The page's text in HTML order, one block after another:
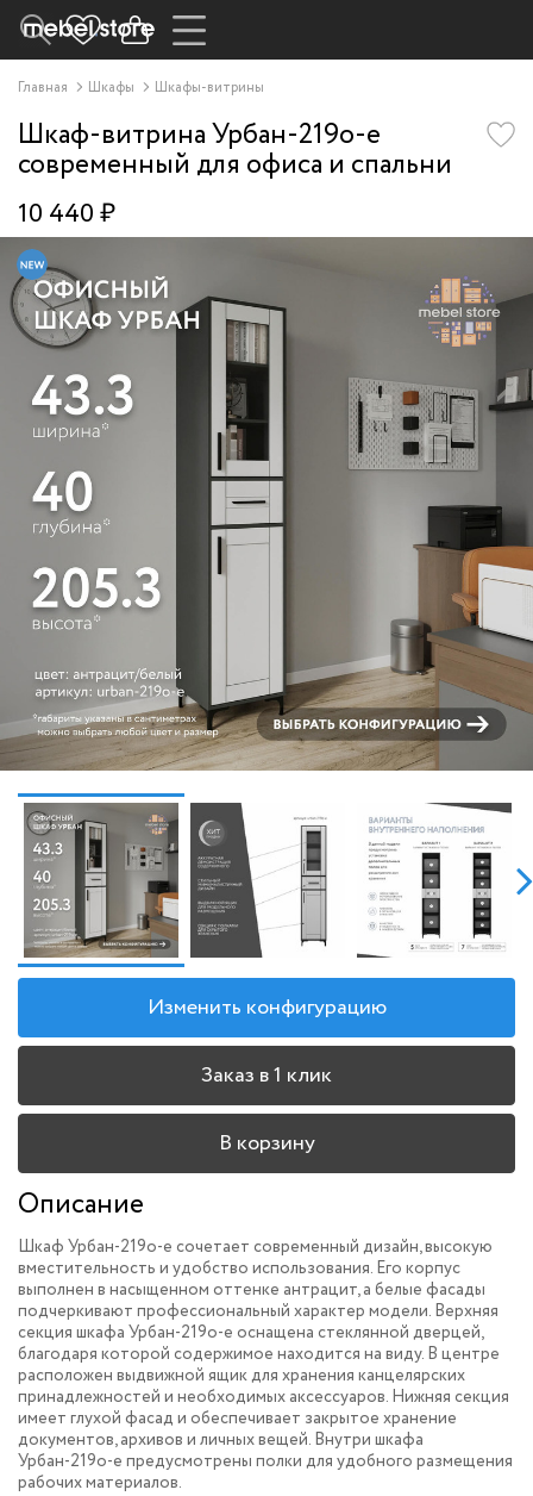
Главная Шкафы Шкафы-витрины
Шкаф-витрина Урбан-219o-e
современный для офиса и спальни
10 440 ₽
Изменить конфигурацию
Заказ в 1 клик
В корзину
Описание
Шкаф Урбан-219o-e сочетает современный дизайн, высокую
вместительность и удобство использования. Его корпус
выполнен в насыщенном оттенке антрацит, а белые фасады
подчеркивают профессиональный характер модели. Верхняя
секция шкафа Урбан-219o-e оснащена стеклянной дверцей,
благодаря которой содержимое находится на виду. В центре
расположен выдвижной ящик для хранения канцелярских
принадлежностей и необходимых аксессуаров. Нижняя секция
имеет глухой фасад и обеспечивает закрытое хранение
документов, архивов и личных вещей. Внутри шкафа
Урбан-219o-e предусмотрены полки для удобного размещения
рабочих материалов.